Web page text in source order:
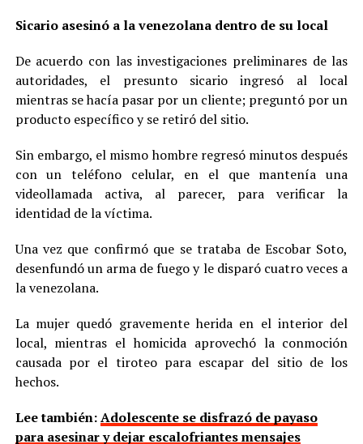
Sicario asesinó a la venezolana dentro de su local
De acuerdo con las investigaciones preliminares de las
autoridades, el presunto sicario ingresó al local
mientras se hacía pasar por un cliente; preguntó por un
producto específico y se retiró del sitio.
Sin embargo, el mismo hombre regresó minutos después
con un teléfono celular, en el que mantenía una
videollamada activa, al parecer, para verificar la
identidad de la víctima.
Una vez que confirmó que se trataba de Escobar Soto,
desenfundó un arma de fuego y le disparó cuatro veces a
la venezolana.
La mujer quedó gravemente herida en el interior del
local, mientras el homicida aprovechó la conmoción
causada por el tiroteo para escapar del sitio de los
hechos.
Lee también:Adolescente se disfrazó de payaso
para asesinar y dejar escalofriantes mensajes